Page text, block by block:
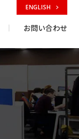
お問い合わせ
ENGLISH